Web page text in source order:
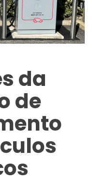
da
de